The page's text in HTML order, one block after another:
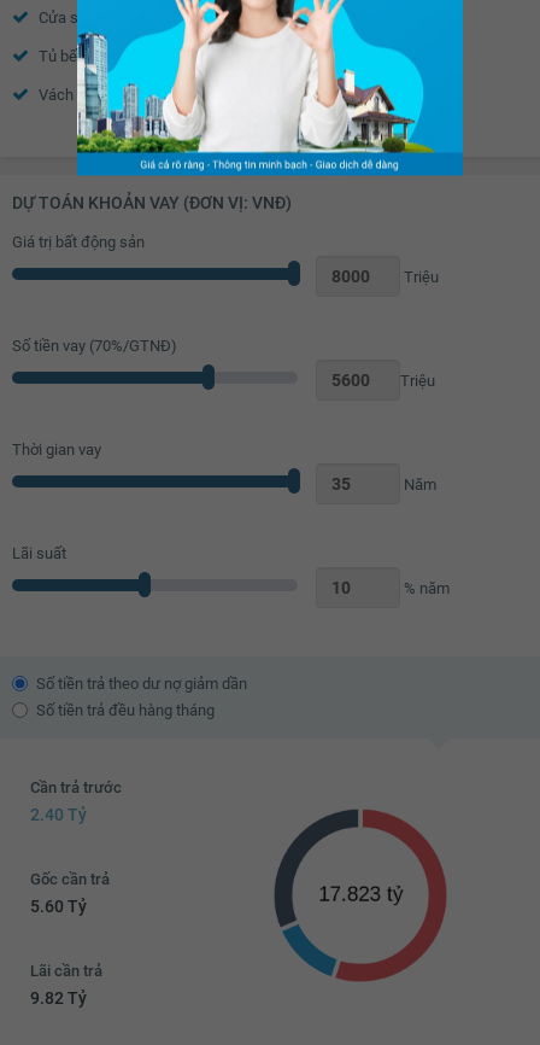
7.62 tỷ
7.64 tỷ
7.66 tỷ
7.68 tỷ
7.7 tỷ
7.74 tỷ
8 tỷ
Cửa sổ Tủ âm tường
Tủ bếp Máy rửa bát
Vách kính nhà tắm Toilet
Quạt thông gió Bồn rửa mặt
Chắn ban công
Xem thêm
DỰ TOÁN KHOẢN VAY (ĐƠN VỊ: VNĐ)
Giá trị bất động sản
Triệu
Số tiền vay (70%/GTNĐ)
Triệu
Thời gian vay
Năm
Lãi suất
% năm
Số tiền trả theo dư nợ giảm dần
Số tiền trả đều hàng tháng
Cần trả trước
2.40 Tỷ
Gốc cần trả
5.60 Tỷ
Lãi cần trả
9.82 Tỷ